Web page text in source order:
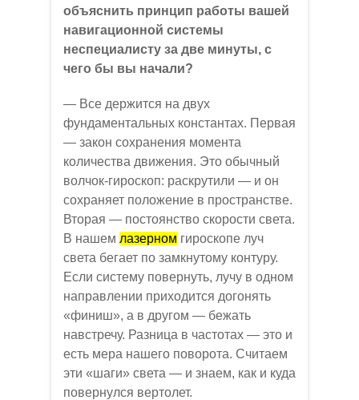
объяснить принцип работы вашей
навигационной системы
неспециалисту за две минуты, с
чего бы вы начали?
— Все держится на двух
фундаментальных константах. Первая
— закон сохранения момента
количества движения. Это обычный
волчок-гироскоп: раскрутили — и он
сохраняет положение в пространстве.
Вторая — постоянство скорости света.
В нашем лазерном гироскопе луч
света бегает по замкнутому контуру.
Если систему повернуть, лучу в одном
направлении приходится догонять
«финиш», а в другом — бежать
навстречу. Разница в частотах — это и
есть мера нашего поворота. Считаем
эти «шаги» света — и знаем, как и куда
повернулся вертолет.